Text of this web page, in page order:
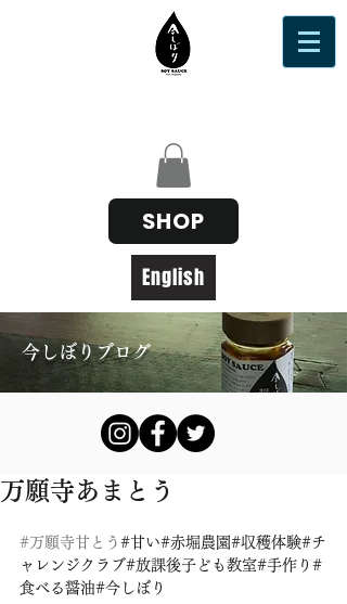
SHOP
English
今しぼりブログ
万願寺あまとう
#万願寺甘とう #甘い#赤堀農園#収穫体験#チ
ャレンジクラブ#放課後子ども教室#手作り#
食べる醤油#今しぼり